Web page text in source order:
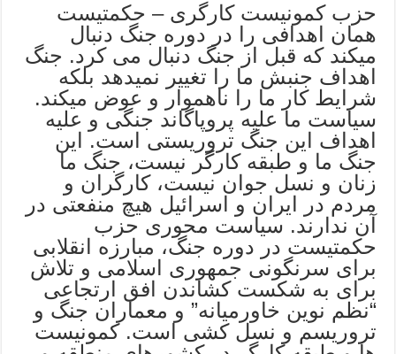
حزب کمونیست کارگری – حکمتیست
همان اهدافی را در دوره جنگ دنبال
میکند که قبل از جنگ دنبال می کرد. جنگ
اهداف جنبش ما را تغییر نمیدهد بلکه
شرایط کار ما را ناهموار و عوض میکند.
سیاست ما علیه پروپاگاند جنگی و علیه
اهداف این جنگ تروریستی است. این
جنگ ما و طبقه کارگر نیست، جنگ ما
زنان و نسل جوان نیست، کارگران و
مردم در ایران و اسرائیل هیچ منفعتی در
آن ندارند. سیاست محوری حزب
حکمتیست در دوره جنگ، مبارزه انقلابی
برای سرنگونی جمهوری اسلامی و تلاش
برای به شکست کشاندن افق ارتجاعی
“نظم نوین خاورمیانه” و معماران جنگ و
تروریسم و نسل کشی است. کمونیست